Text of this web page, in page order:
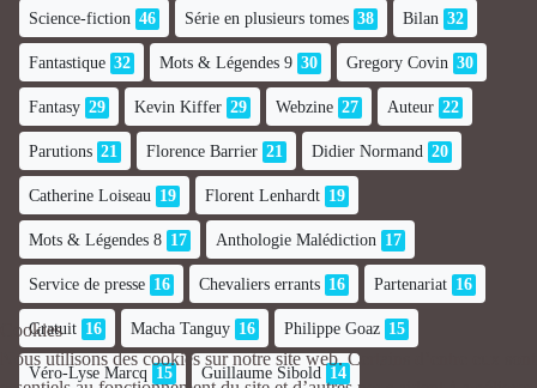
Science-fiction 46 Série en plusieurs tomes 38 Bilan 32
Fantastique 32 Mots & Légendes 9 30 Gregory Covin 30
Fantasy 29 Kevin Kiffer 29 Webzine 27 Auteur 22
Parutions 21 Florence Barrier 21 Didier Normand 20
Catherine Loiseau 19 Florent Lenhardt 19
Mots & Légendes 8 17 Anthologie Malédiction 17
Service de presse 16 Chevaliers errants 16 Partenariat 16
Gratuit 16 Macha Tanguy 16 Philippe Goaz 15
Véro-Lyse Marcq 15 Guillaume Sibold 14
Cookies
Nous utilisons des cookies sur notre site web. Certains d’entre eux sont